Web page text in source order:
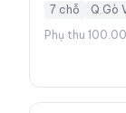
7 chỗ
Q Gò
Phụ thu